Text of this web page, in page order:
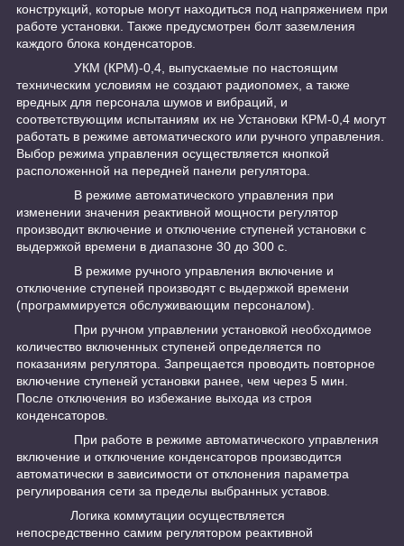
конструкций, которые могут находиться под напряжением при
работе установки. Также предусмотрен болт заземления
каждого блока конденсаторов.
УКМ (КРМ)-0,4, выпускаемые по настоящим
техническим условиям не создают радиопомех, а также
вредных для персонала шумов и вибраций, и
соответствующим испытаниям их не Установки КРМ-0,4 могут
работать в режиме автоматического или ручного управления.
Выбор режима управления осуществляется кнопкой
расположенной на передней панели регулятора.
В режиме автоматического управления при
изменении значения реактивной мощности регулятор
производит включение и отключение ступеней установки с
выдержкой времени в диапазоне 30 до 300 с.
В режиме ручного управления включение и
отключение ступеней производят с выдержкой времени
(программируется обслуживающим персоналом).
При ручном управлении установкой необходимое
количество включенных ступеней определяется по
показаниям регулятора. Запрещается проводить повторное
включение ступеней установки ранее, чем через 5 мин.
После отключения во избежание выхода из строя
конденсаторов.
При работе в режиме автоматического управления
включение и отключение конденсаторов производится
автоматически в зависимости от отклонения параметра
регулирования сети за пределы выбранных уставов.
Логика коммутации осуществляется
непосредственно самим регулятором реактивной